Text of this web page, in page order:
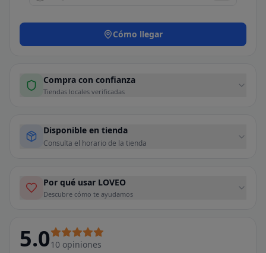
Cómo llegar
Compra con confianza
Tiendas locales verificadas
Disponible en tienda
Consulta el horario de la tienda
Por qué usar LOVEO
Descubre cómo te ayudamos
5.010 opiniones